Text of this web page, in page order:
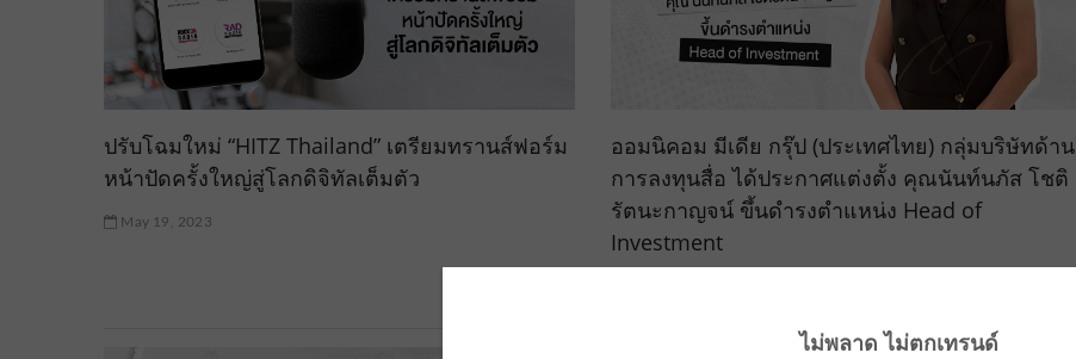
ปรับโฉมใหม่ “HITZ Thailand” เตรียมทรานส์ฟอร์ม
หน้าปัดครั้งใหญ่สู่โลกดิจิทัลเต็มตัว
May 19, 2023
ออมนิคอม มีเดีย กรุ๊ป (ประเทศไทย) กลุ่มบริษัทด้าน
การลงทุนสื่อ ได้ประกาศแต่งตั้ง คุณนันท์นภัส โชติ
รัตนะกาญจน์ ขึ้นดำรงตำแหน่ง Head of
Investment